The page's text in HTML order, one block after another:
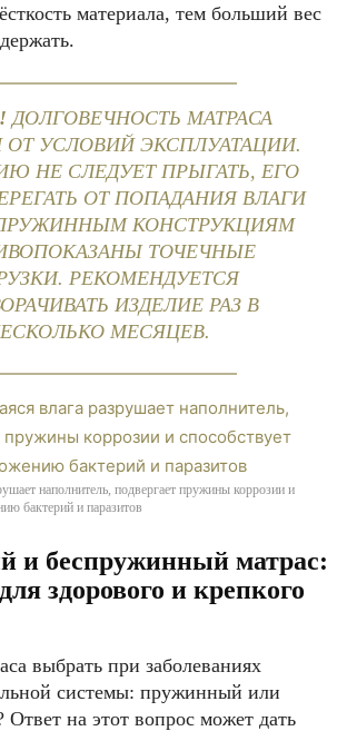
материала, тем больший вес
ДОЛГОВЕЧНОСТЬ МАТРАСА
ОТ УСЛОВИЙ ЭКСПЛУАТАЦИИ.
НЕ СЛЕДУЕТ ПРЫГАТЬ, ЕГО
ОТ ПОПАДАНИЯ ВЛАГИ
КОНСТРУКЦИЯМ
ТОЧЕЧНЫЕ
РЕКОМЕНДУЕТСЯ
ИЗДЕЛИЕ РАЗ В
МЕСЯЦЕВ.
наполнитель, подвергает пружины коррозии и
бактерий и паразитов
и беспружинный матрас:
здорового и крепкого
выбрать при заболеваниях
системы: пружинный или
на этот вопрос может дать